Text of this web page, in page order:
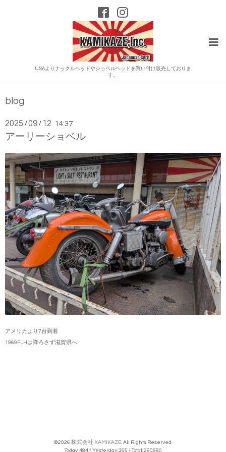
USAよりナックルヘッドやショベルヘッドを買い付け販売しておりま
す。
blog
2025 /09 / 12 14:37
アーリーショベル
アメリカより7台到着
1969FLHは降ろさず滋賀県へ
©2026 株式会社 KAMIKAZE . All Rights Reserved.
Today:484/ Yesterday:365 / Total:290680